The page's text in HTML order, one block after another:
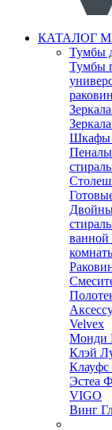
КАТАЛОГ
Тумбы
Тумбы
Шкафы
Пеналы
ванной
Velvex
Монди
Клэй
Клауфс
Эстеа
VIGO
Винг